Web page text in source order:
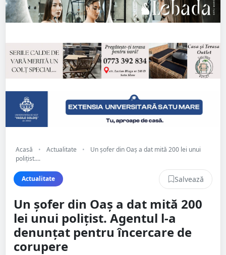
Acasă • Actualitate •
Un șofer din Oaș a dat mită 200 lei unui
polițist....
Actualitate Salvează
Un șofer din Oaș a dat mită 200
lei unui polițist. Agentul l-a
denunțat pentru încercare de
corupere